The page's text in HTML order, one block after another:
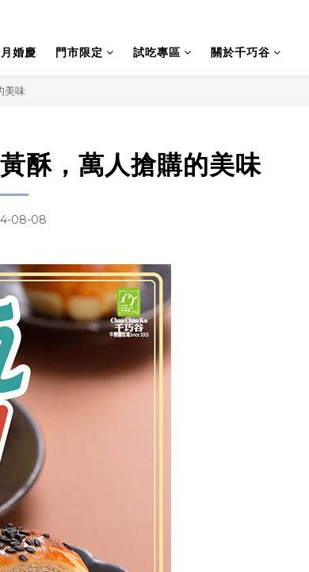
婚慶 門市限定 試吃專區 關於千巧谷
美味
酥，萬人搶購的美味
08-08